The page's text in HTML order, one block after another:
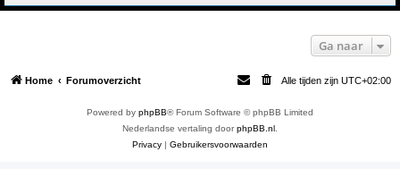
Ga naar
Home Forumoverzicht Alle tijden zijn UTC+02:00
Powered by phpBB® Forum Software © phpBB Limited
Nederlandse vertaling doorphpBB.nl
Privacy | Gebruikersvoorwaarden